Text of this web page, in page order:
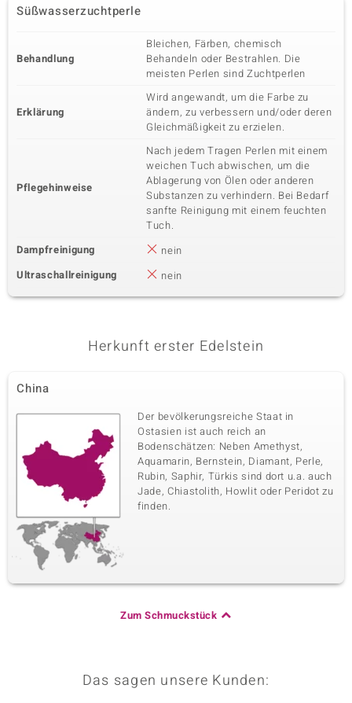
Süßwasserzuchtperle
Behandlung
Bleichen, Färben, chemisch
Behandeln oder Bestrahlen. Die
meisten Perlen sind Zuchtperlen
Erklärung
Wird angewandt, um die Farbe zu
ändern, zu verbessern und/oder deren
Gleichmäßigkeit zu erzielen.
Pflegehinweise
Nach jedem Tragen Perlen mit einem
weichen Tuch abwischen, um die
Ablagerung von Ölen oder anderen
Substanzen zu verhindern. Bei Bedarf
sanfte Reinigung mit einem feuchten
Tuch.
Dampfreinigung
nein
Ultraschallreinigung
nein
Herkunft erster Edelstein
China
Der bevölkerungsreiche Staat in
Ostasien ist auch reich an
Bodenschätzen: Neben Amethyst,
Aquamarin, Bernstein, Diamant, Perle,
Rubin, Saphir, Türkis sind dort u.a. auch
Jade, Chiastolith, Howlit oder Peridot zu
finden.
Zum Schmuckstück
Das sagen unsere Kunden: